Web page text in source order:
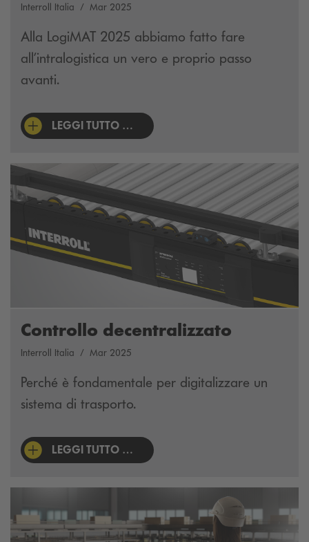
Interroll Italia Mar 2025
Alla LogiMAT 2025 abbiamo fatto fare
all’intralogistica un vero e proprio passo
avanti.
LEGGI TUTTO …
Controllo decentralizzato
Interroll Italia Mar 2025
Perché è fondamentale per digitalizzare un
sistema di trasporto.
LEGGI TUTTO …